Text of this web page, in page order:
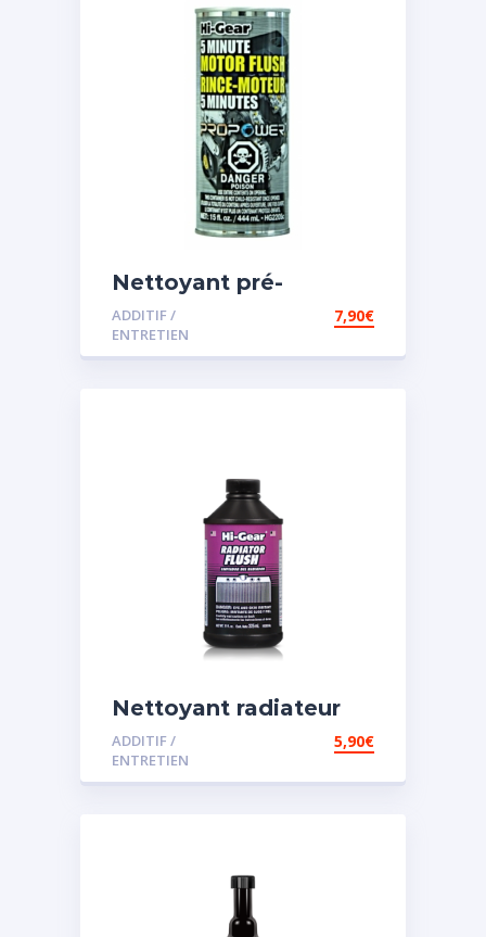
Nettoyant pré-
vidange
ADDITIF /
ENTRETIEN
7,90€
Nettoyant radiateur
ADDITIF /
ENTRETIEN
5,90€